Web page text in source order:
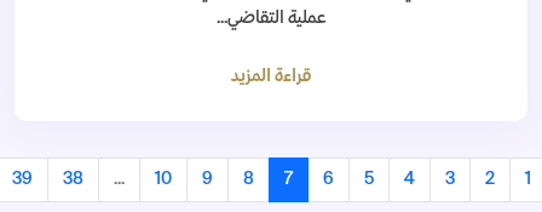
عملية التقاضي...
قراءة المزيد
1
2
3
4
5
6
7
8
9
10
...
38
39